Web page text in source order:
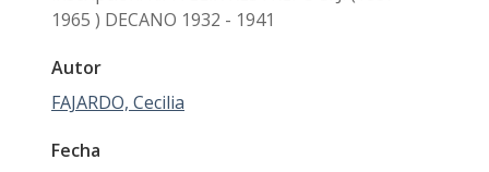
1965 ) DECANO 1932 - 1941
Autor
FAJARDO, Cecilia
Fecha